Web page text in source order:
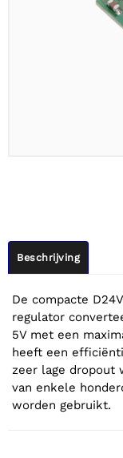
Beschrijving
De compacte
regulator
5V met een
heeft een
zeer lage dropout
van enkele
worden gebruikt.